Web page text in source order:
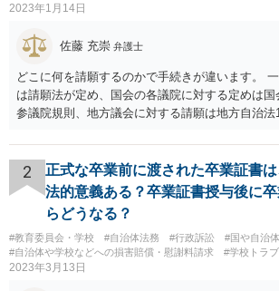
2023年1月14日
佐藤 充崇 弁護士
どこに何を請願するのかで手続きが違います。
は請願法が定め、国会の各議院に対する定めは国
参議院規則、地方議会に対する請願は地方自治
スムースかと思います。
2
正式な卒業前に渡された卒業証書
法的意義ある？卒業証書授与後に
らどうなる？
#教育委員会・学校 #自治体法務 #行政訴訟
#国や自治体
#自治体や学校などへの損害賠償・慰謝料請求
#学校トラ
2023年3月13日